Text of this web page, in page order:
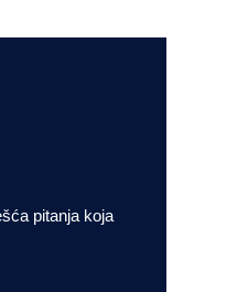
pitanja koja